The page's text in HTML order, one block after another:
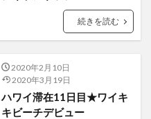
続きを読む
2020年2月10日
2020年3月19日
ハワイ滞在11日目★ワイキ
キビーチデビュー